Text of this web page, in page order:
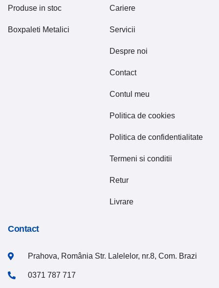
Produse in stoc
Boxpaleti Metalici
Cariere
Servicii
Despre noi
Contact
Contul meu
Politica de cookies
Politica de confidentialitate
Termeni si conditii
Retur
Livrare
Contact
Prahova, România Str. Lalelelor, nr.8, Com. Brazi
0371 787 717